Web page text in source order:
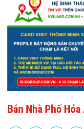
Bán Nhà Phố Hóa